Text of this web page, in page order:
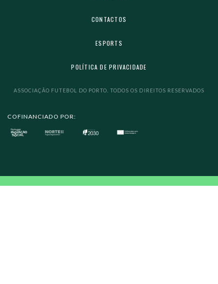
CONTACTOS
ESPORTS
POLÍTICA DE PRIVACIDADE
ASSOCIAÇÃO FUTEBOL DO PORTO. TODOS OS DIREITOS RESERVADOS
COFINANCIADO POR: